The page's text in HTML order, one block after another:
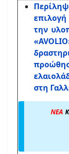
την
στη
ΝΕΑ